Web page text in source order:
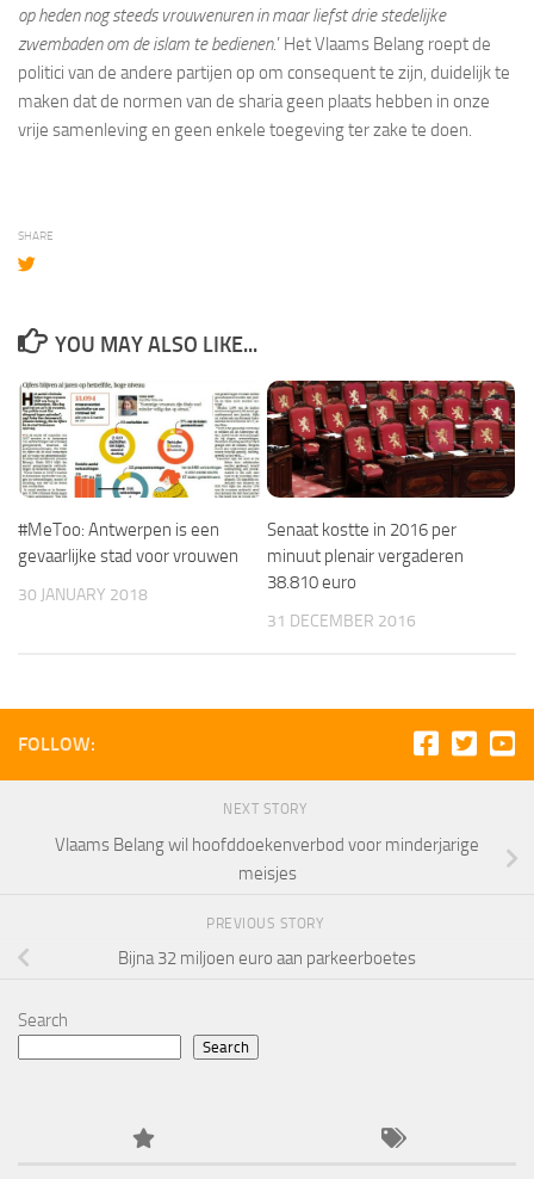
op heden nog steeds vrouwenuren in maar liefst drie stedelijke
zwembaden om de islam te bedienen.’ Het Vlaams Belang roept de
politici van de andere partijen op om consequent te zijn, duidelijk te
maken dat de normen van de sharia geen plaats hebben in onze
vrije samenleving en geen enkele toegeving ter zake te doen.
SHARE
YOU MAY ALSO LIKE...
#MeToo: Antwerpen is een
gevaarlijke stad voor vrouwen
30 JANUARY 2018
Senaat kostte in 2016 per
minuut plenair vergaderen
38.810 euro
31 DECEMBER 2016
FOLLOW:
NEXT STORY
Vlaams Belang wil hoofddoekenverbod voor minderjarige
meisjes
PREVIOUS STORY
Bijna 32 miljoen euro aan parkeerboetes
Search
Search